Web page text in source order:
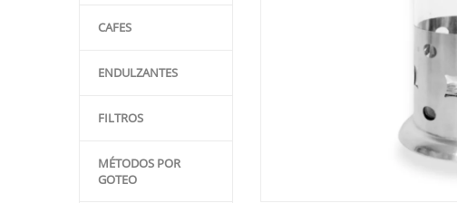
CAFES
ENDULZANTES
FILTROS
MÉTODOS POR
GOTEO